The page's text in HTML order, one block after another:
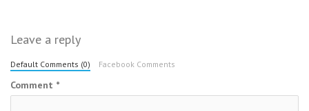
Leave a reply
Default Comments (0) Facebook Comments
Comment *